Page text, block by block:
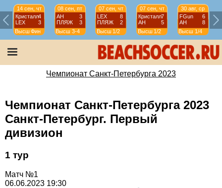
14 сен, чт
Кристалл4
LEX
3
Высш Фин
08 сен, пт
АН
3
ПЛЯЖ
3
Высш 3-4
07 сен, чт
LEX
8
ПЛЯЖ
2
Высш 1/2
07 сен, чт
Кристалл7
АН
5
Высш 1/2
30 авг, ср
FGun
6
АН
8
Высш 1/4
Чемпионат Санкт-Петербурга 2023
Чемпионат Санкт-Петербурга 2023
Санкт-Петербург. Первый
дивизион
1 тур
Матч №1
06.06.2023 19:30